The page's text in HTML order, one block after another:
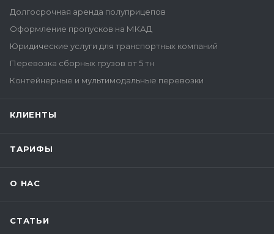
Долгосрочная аренда полуприцепов
Оформление пропусков на МКАД
Юридические услуги для транспортных компаний
Перевозка сборных грузов от 5 тн
Контейнерные и мультимодальные перевозки
КЛИЕНТЫ
ТАРИФЫ
О НАС
СТАТЬИ